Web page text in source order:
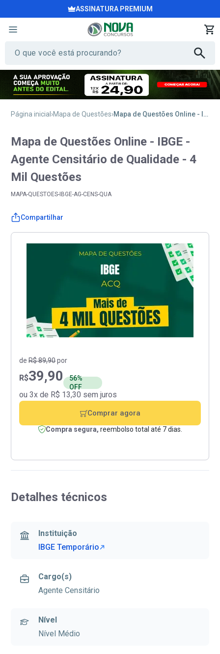
ASSINATURA PREMIUM
Página inicial Mapa de Questões Mapa de Questões Online - IBGE - Agente Censitário de Qualidade - 4 Mil Questões
Mapa de Questões Online - IBGE -
Agente Censitário de Qualidade - 4
Mil Questões
MAPA-QUESTOES-IBGE-AG-CENS-QUA
Compartilhar
Detalhes técnicos
Instituição
IBGE Temporário
Cargo(s)
Agente Censitário
Nível
Nível Médio
deR$ 89,90por
R$39,90
56%
OFF
ou 3x de R$ 13,30 sem juros
Comprar agora
Compra segura, reembolso total até 7 dias.